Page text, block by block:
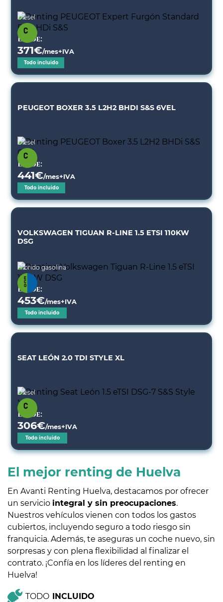
Diésel
Desde:
371€/mes+IVA
Todo incluido
PEUGEOT BOXER 3.5 L2H2 BHDI S&S 6VEL
Diésel
Desde:
441€/mes+IVA
Todo incluido
VOLKSWAGEN TIGUAN R-LINE 1.5 ETSI 110KW
DSG
Híbrido gasolina
Desde:
453€/mes+IVA
Todo incluido
SEAT LEÓN 2.0 TDI STYLE XL
Diésel
Desde:
306€/mes+IVA
Todo incluido
El mejor renting de Huelva
En Avanti Renting Huelva, destacamos por ofrecer
un servicio integral y sin preocupaciones.
Nuestros vehículos vienen con todos los gastos
cubiertos, incluyendo seguro a todo riesgo sin
franquicia. Además, te aseguras un coche nuevo, sin
sorpresas y con plena flexibilidad al finalizar el
contrato. ¡Confía en los líderes del renting en
Huelva!
TODO INCLUIDO